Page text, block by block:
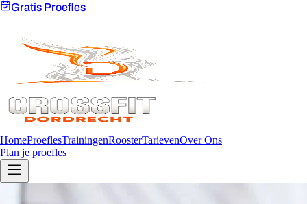
Gratis Proefles
HomeProeflesTrainingenRoosterTarievenOver Ons
Plan je proefles